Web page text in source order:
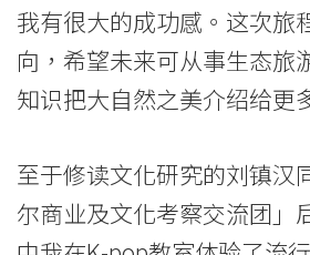
学
院
消
息
我有很大的成功感。这次旅
向，希望未来可从事生态旅
知识把大自然之美介绍给更
至于修读文化研究的刘镇汉
尔商业及文化考察交流团」